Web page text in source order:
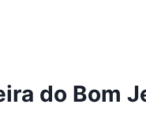
do Bom